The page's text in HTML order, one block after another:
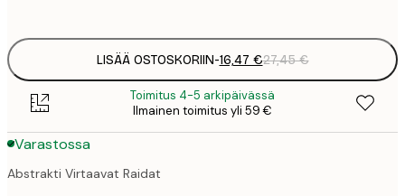
LISÄÄ OSTOSKORIIN-16,47 €27,45 €
Toimitus 4-5 arkipäivässä
Ilmainen toimitus yli 59 €
Varastossa
Abstrakti Virtaavat Raidat